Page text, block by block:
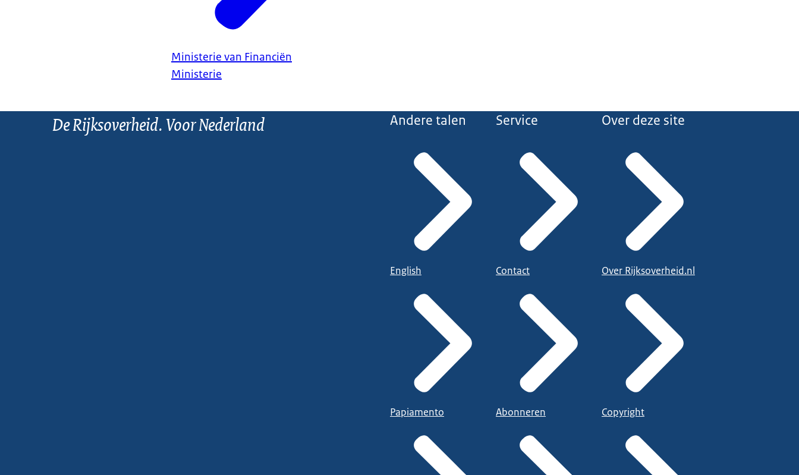
Ministerie van Financiën
Ministerie
De Rijksoverheid. Voor Nederland Andere talen
English
Papiamento
Service
Contact
Abonneren
Over deze site
Over Rijksoverheid.nl
Copyright